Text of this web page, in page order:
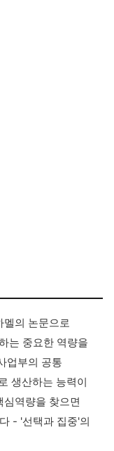
멜의 논문으로
는 중요한 역량을
업부의 공통
생산하는 능력이
역량을 찾으면
- '선택과 집중'의